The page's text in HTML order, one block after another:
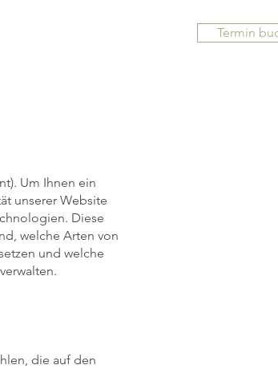
Termin
Um Ihnen ein
unserer Website
Diese
welche Arten von
und welche
die auf den